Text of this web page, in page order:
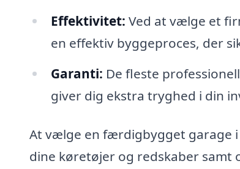
Effektivitet: Ved at vælge et
en effektiv byggeproces, der
Garanti: De fleste
giver dig ekstra tryghed i din
At vælge en færdigbygget garage
dine køretøjer og redskaber samt